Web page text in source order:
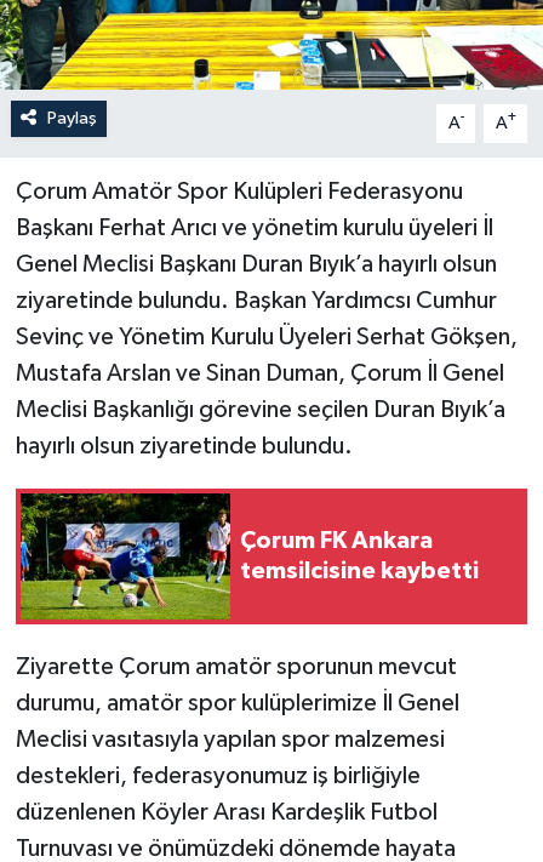
Paylaş A- A+
Çorum Amatör Spor Kulüpleri Federasyonu
Başkanı Ferhat Arıcı ve yönetim kurulu üyeleri İl
Genel Meclisi Başkanı Duran Bıyık’a hayırlı olsun
ziyaretinde bulundu. Başkan Yardımcsı Cumhur
Sevinç ve Yönetim Kurulu Üyeleri Serhat Gökşen,
Mustafa Arslan ve Sinan Duman, Çorum İl Genel
Meclisi Başkanlığı görevine seçilen Duran Bıyık’a
hayırlı olsun ziyaretinde bulundu.
Çorum FK Ankara
temsilcisine kaybetti
Ziyarette Çorum amatör sporunun mevcut
durumu, amatör spor kulüplerimize İl Genel
Meclisi vasıtasıyla yapılan spor malzemesi
destekleri, federasyonumuz iş birliğiyle
düzenlenen Köyler Arası Kardeşlik Futbol
Turnuvası ve önümüzdeki dönemde hayata
İLÇELER
OTOPARK